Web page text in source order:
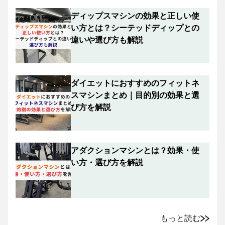
ディップスマシンの効果と正しい使
い方とは？シーテッドディップとの
違いや選び方も解説
ダイエットにおすすめのフィットネ
スマシンまとめ｜目的別の効果と選
び方を解説
アダクションマシンとは？効果・使
い方・選び方を解説
もっと読む